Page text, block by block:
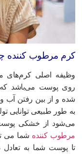
مرطوب کننده
اصلی کرم‌های
پوست می‌باشد که
و از بین رفتن آب و
طور طبیعی توانایی
از خشکی پوست
کنندهشما می
پوست شما به تعادل